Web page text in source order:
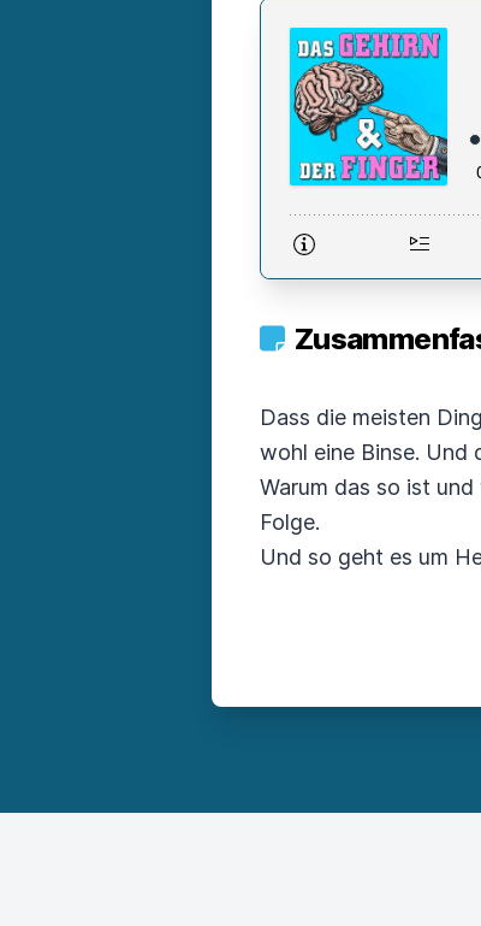
Dass die meisten
wohl eine Binse. Und
Warum das so ist
Folge.
Und so geht es um